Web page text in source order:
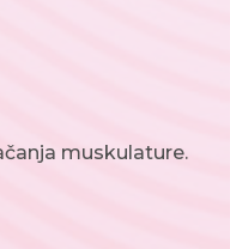
muskulature.